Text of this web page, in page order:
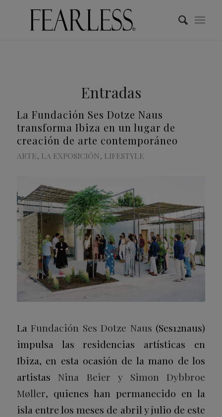
Entradas
La Fundación Ses Dotze Naus
transforma Ibiza en un lugar de
creación de arte contemporáneo
ARTE, LA EXPOSICIÓN, LIFESTYLE
LaFundación Ses Dotze Naus (Ses12naus)
impulsa las residencias artísticas en
Ibiza, en esta ocasión de la mano de los
artistas Nina Beier y Simon Dybbroe
Møller, quienes han permanecido en la
isla entre los meses de abril y julio de este